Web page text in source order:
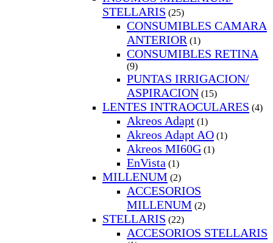
STELLARIS (25)
CONSUMIBLES CAMARA
ANTERIOR (1)
CONSUMIBLES RETINA
(9)
PUNTAS IRRIGACION/
ASPIRACION (15)
LENTES INTRAOCULARES (4)
Akreos Adapt (1)
Akreos Adapt AO (1)
Akreos MI60G (1)
EnVista (1)
MILLENUM (2)
ACCESORIOS
MILLENUM (2)
STELLARIS (22)
ACCESORIOS STELLARIS